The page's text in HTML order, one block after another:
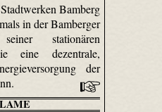
Bamberg
in der Bamberger
stationären
eine dezentrale,
der